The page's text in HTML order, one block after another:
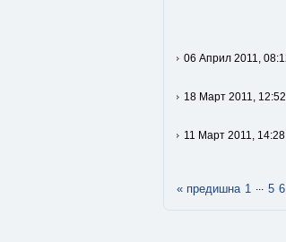
06 Април 2011,
18 Март 2011, 12:52
11 Март 2011, 14:28
« предишна 1 ... 5 6